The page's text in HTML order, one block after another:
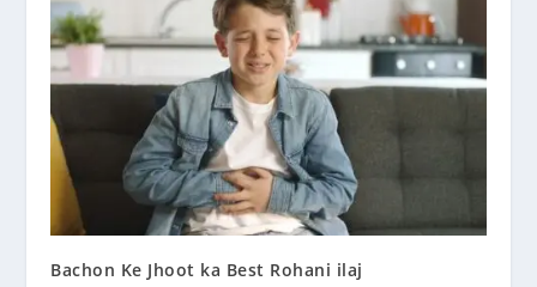
Bachon Ke Jhoot ka Best Rohani ilaj